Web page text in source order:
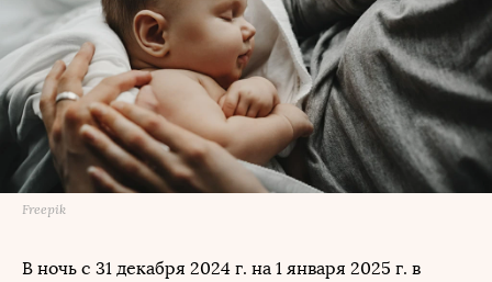
Freepik
В ночь с 31 декабря 2024 г. на 1 января 2025 г. в